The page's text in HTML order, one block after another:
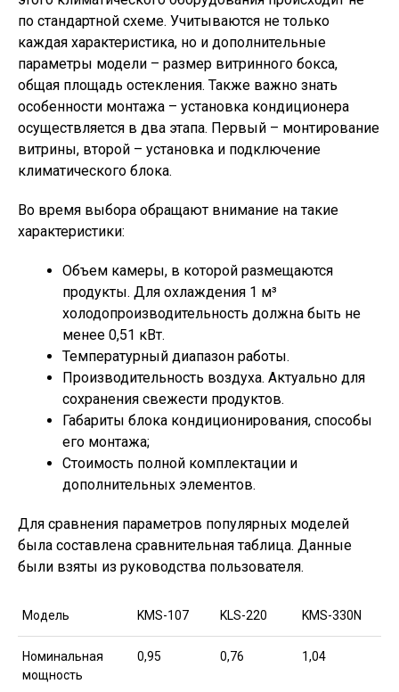
по стандартной схеме. Учитываются не только
каждая характеристика, но и дополнительные
параметры модели – размер витринного бокса,
общая площадь остекления. Также важно знать
особенности монтажа – установка кондиционера
осуществляется в два этапа. Первый – монтирование
витрины, второй – установка и подключение
климатического блока.
Во время выбора обращают внимание на такие
характеристики:
Объем камеры, в которой размещаются
продукты. Для охлаждения 1 м³
холодопроизводительность должна быть не
менее 0,51 кВт.
Температурный диапазон работы.
Производительность воздуха. Актуально для
сохранения свежести продуктов.
Габариты блока кондиционирования, способы
его монтажа;
Стоимость полной комплектации и
дополнительных элементов.
Для сравнения параметров популярных моделей
была составлена сравнительная таблица. Данные
были взяты из руководства пользователя.
Модель KMS-107 KLS-220 KMS-330N
Номинальная
мощность
0,95 0,76 1,04